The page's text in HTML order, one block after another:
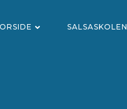
SALSASKOLEN